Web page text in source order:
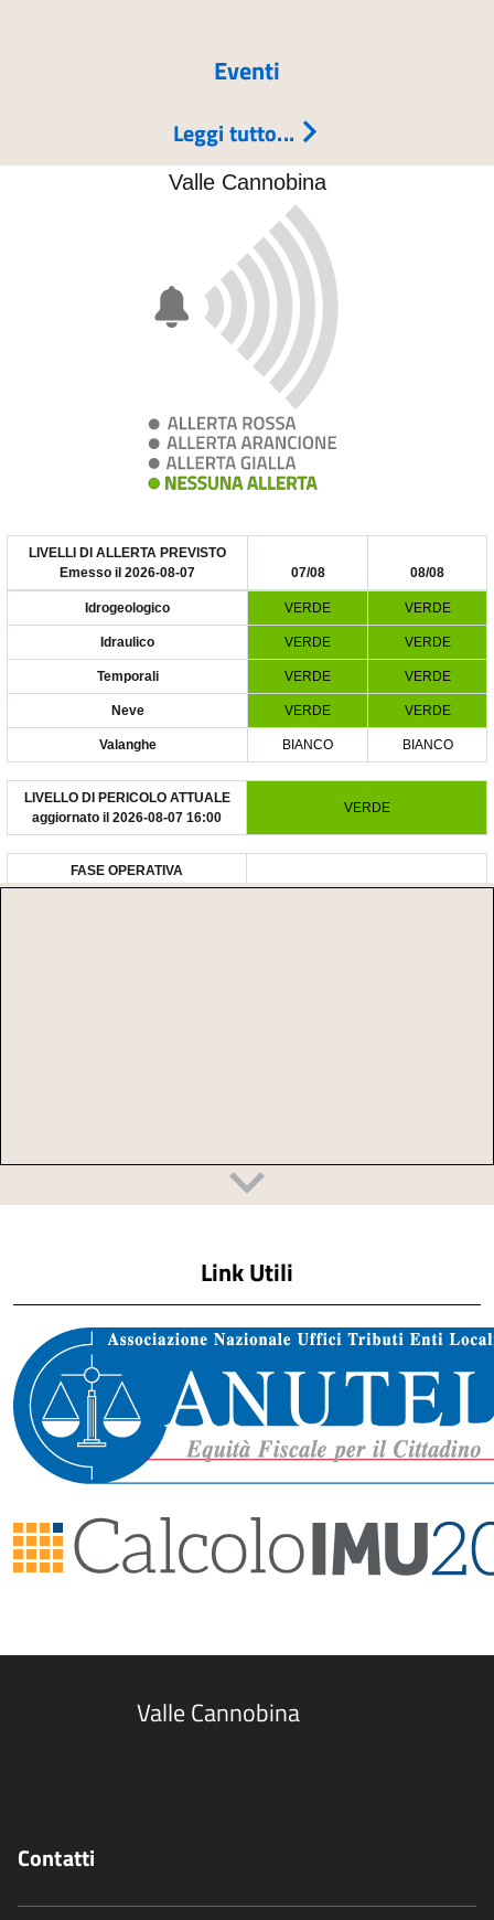
Eventi
Leggi tutto...
Link Utili
Valle Cannobina
Contatti